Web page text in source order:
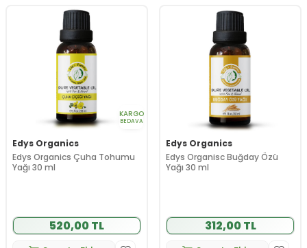
KARGO
BEDAVA
Edys Organics
Edys Organics Çuha Tohumu
Yağı 30 ml
520,00 TL
Edys Organics
Edys Organisc Buğday Özü
Yağı 30 ml
312,00 TL